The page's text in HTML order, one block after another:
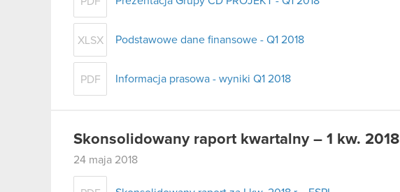
XLSX Podstawowe dane finansowe - Q1 2018
PDF Informacja prasowa - wyniki Q1 2018
Skonsolidowany raport kwartalny – 1 kw. 2018
24 maja 2018